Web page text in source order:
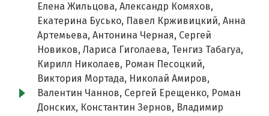
Елена Жильцова, Александр Комяхов,
Екатерина Бусько, Павел Крживицкий, Анна
Артемьева, Антонина Черная, Сергей
Новиков, Лариса Гиголаева, Тенгиз Табагуа,
Кирилл Николаев, Роман Песоцкий,
Виктория Мортада, Николай Амиров,
Валентин Чаннов, Сергей Ерещенко, Роман
Донских, Константин Зернов, Владимир